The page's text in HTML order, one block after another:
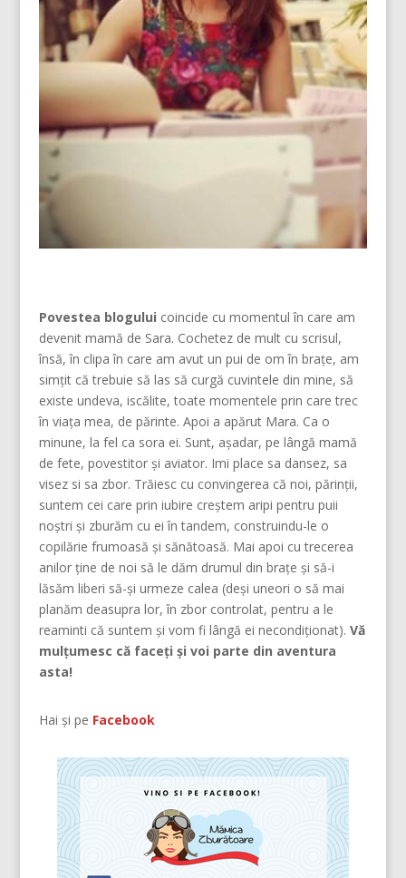
Povestea blogului coincide cu momentul în care am
devenit mamă de Sara. Cochetez de mult cu scrisul,
însă, în clipa în care am avut un pui de om în brațe, am
simțit că trebuie să las să curgă cuvintele din mine, să
existe undeva, iscălite, toate momentele prin care trec
în viața mea, de părinte. Apoi a apărut Mara. Ca o
minune, la fel ca sora ei. Sunt, așadar, pe lângă mamă
de fete, povestitor și aviator. Imi place sa dansez, sa
visez si sa zbor. Trăiesc cu convingerea că noi, părinţii,
suntem cei care prin iubire creştem aripi pentru puii
noştri şi zburăm cu ei în tandem, construindu-le o
copilărie frumoasă şi sănătoasă. Mai apoi cu trecerea
anilor ține de noi să le dăm drumul din braţe și să-i
lăsăm liberi să-și urmeze calea (deşi uneori o să mai
planăm deasupra lor, în zbor controlat, pentru a le
reaminti că suntem şi vom fi lângă ei necondiţionat). Vă
mulțumesc că faceți și voi parte din aventura
asta!
Hai și pe Facebook